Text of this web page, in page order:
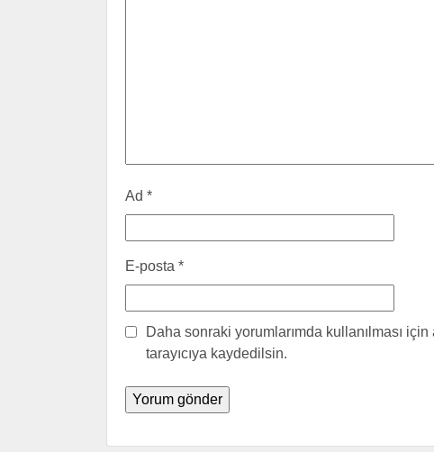
Ad *
E-posta *
Daha sonraki yorumlarımda kullanılması
tarayıcıya kaydedilsin.